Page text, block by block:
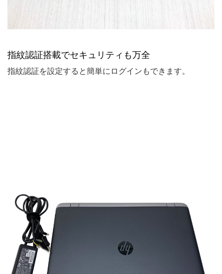
指紋認証搭載でセキュリティも万全
指紋認証を設定すると簡単にログインもできます。